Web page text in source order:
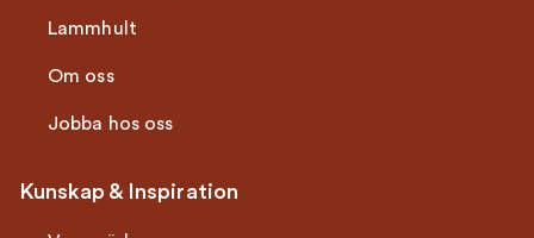
Lammhult
Om oss
Jobba hos oss
Kunskap & Inspiration